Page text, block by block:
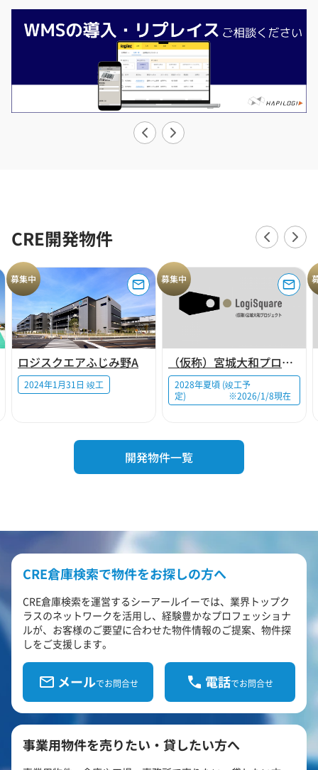
CRE開発物件
募集中
ロジスクエアふじみ野A
2024年1月31日 竣工
募集中
（仮称）宮城大和プロジェクト
2028年夏頃 (竣工予
定) ※2026/1/8現在
開発物件一覧
CRE倉庫検索で物件をお探しの方へ
CRE倉庫検索を運営するシーアールイーでは、業界トップク
ラスのネットワークを活用し、経験豊かなプロフェッショナ
ルが、お客様のご要望に合わせた物件情報のご提案、物件探
しをご支援します。
メールでお問合せ 電話でお問合せ
事業用物件を売りたい・貸したい方へ